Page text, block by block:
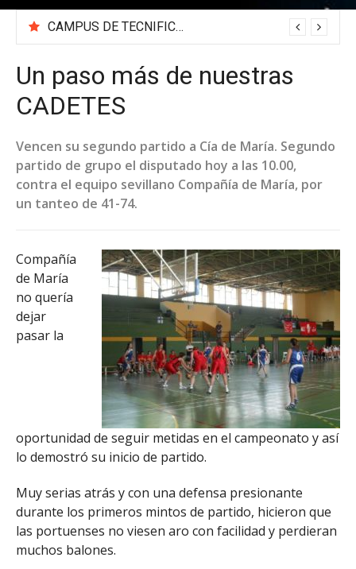
CAMPUS DE TECNIFICACIÓN 2026 «BEA SÁNCHEZ»
Un paso más de nuestras
CADETES
Vencen su segundo partido a Cía de María. Segundo
partido de grupo el disputado hoy a las 10.00,
contra el equipo sevillano Compañía de María, por
un tanteo de 41-74.
Compañía
de María
no quería
dejar
pasar la
oportunidad de seguir metidas en el campeonato y así
lo demostró su inicio de partido.
Muy serias atrás y con una defensa presionante
durante los primeros mintos de partido, hicieron que
las portuenses no viesen aro con facilidad y perdieran
muchos balones.